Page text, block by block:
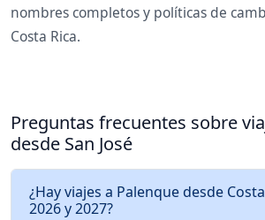
nombres completos y políticas de
Costa Rica.
Preguntas frecuentes sobre
desde San José
¿Hay viajes a Palenque desde
2026 y 2027?